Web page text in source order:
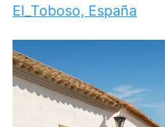
El_Toboso, España